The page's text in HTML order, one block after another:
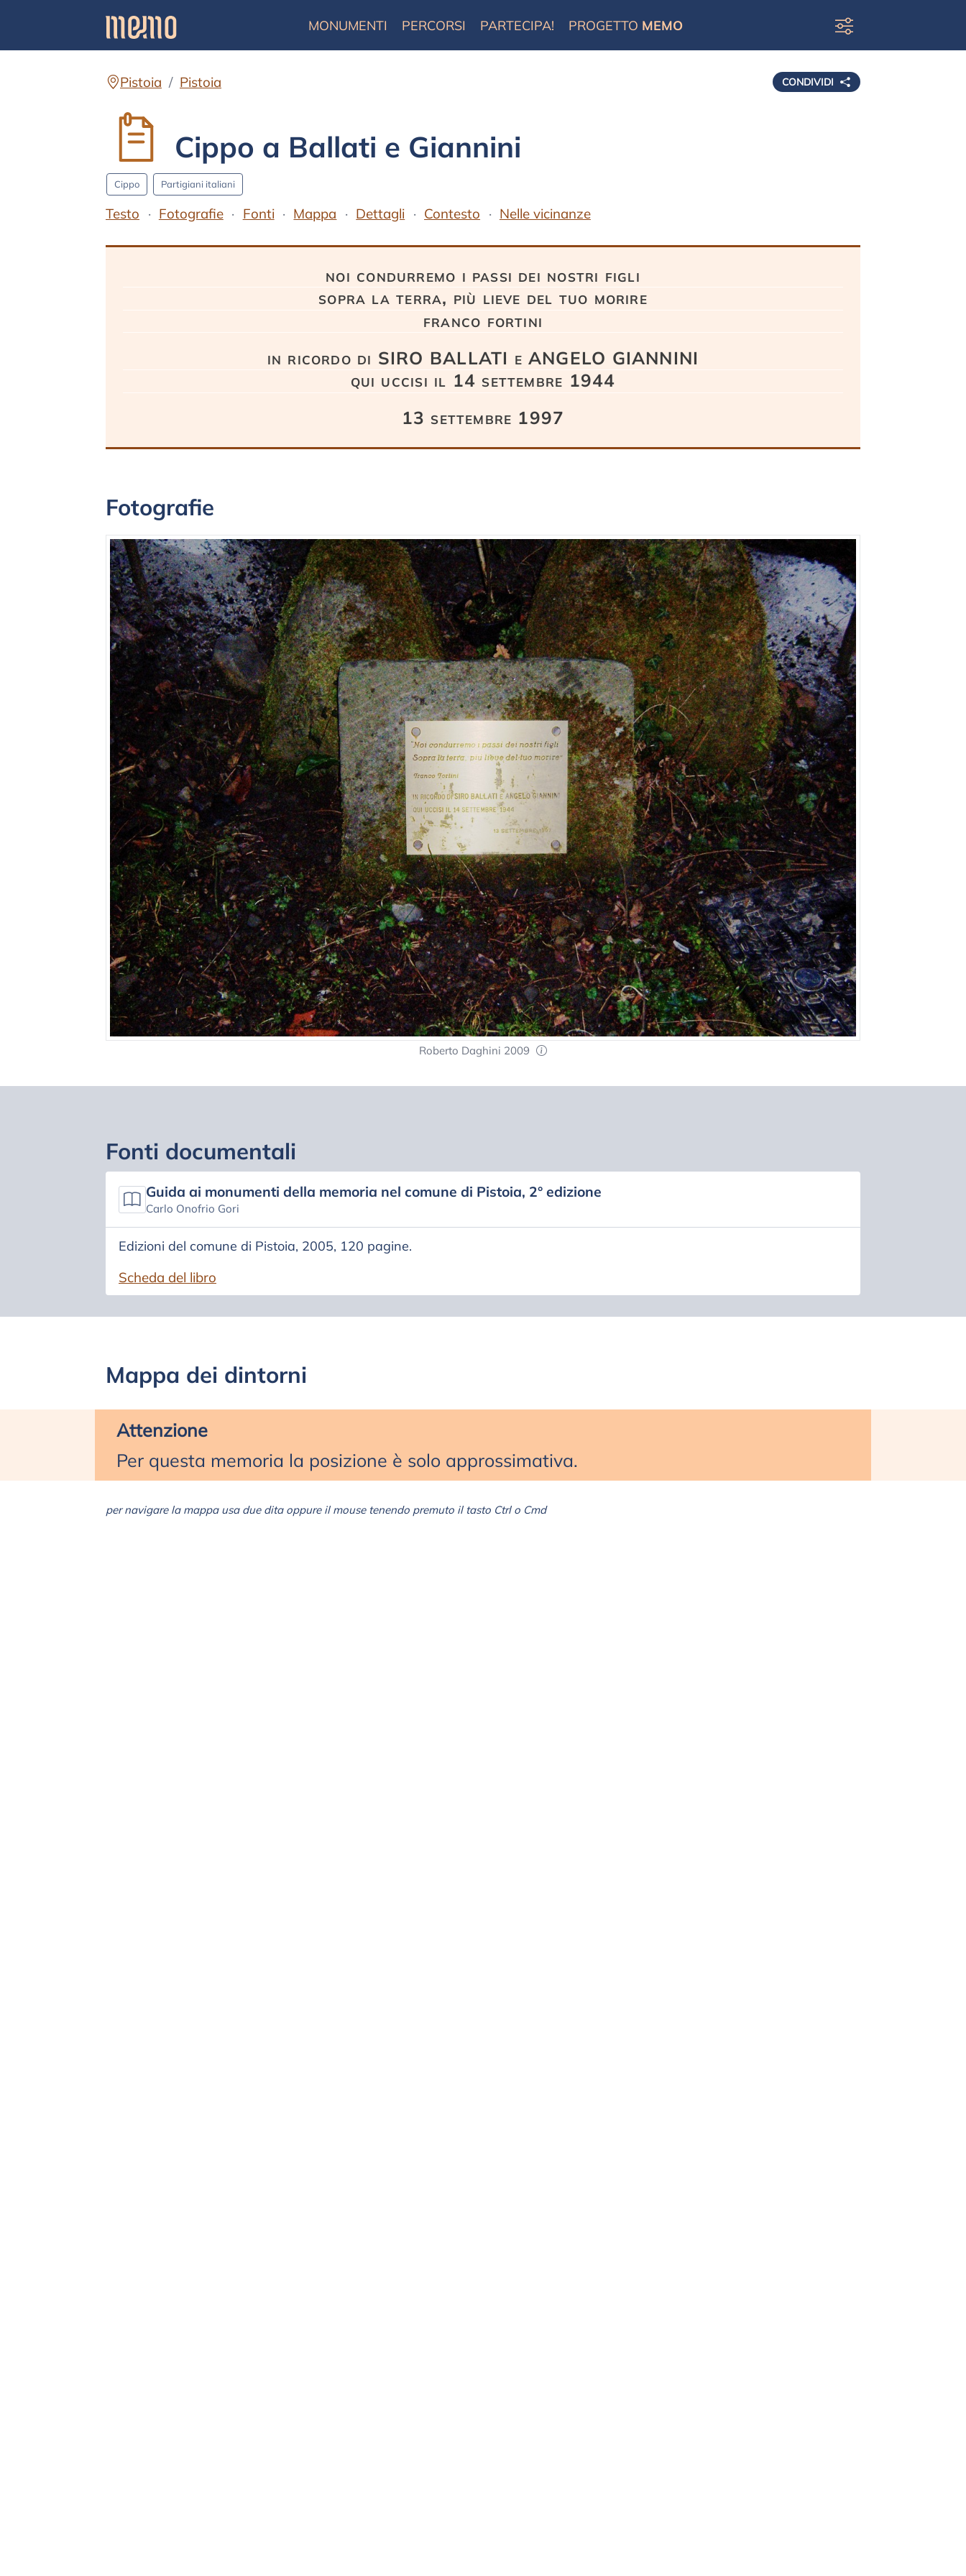
MONUMENTI PERCORSI PARTECIPA! PROGETTO MEMO
CONDIVIDI
Pistoia Pistoia
Cippo a Ballati e Giannini
Cippo Partigiani italiani
Testo Fotografie Fonti Mappa Dettagli Contesto Nelle vicinanze
noi condurremo i passi dei nostri figli
sopra la terra, più lieve del tuo morire
franco fortini
in ricordo di SIRO BALLATI e ANGELO GIANNINI
qui uccisi il 14 settembre 1944
13 settembre 1997
Fotografie
Roberto Daghini 2009
Fonti documentali
Guida ai monumenti della memoria nel comune di Pistoia, 2° edizione
Carlo Onofrio Gori
Edizioni del comune di Pistoia, 2005, 120 pagine.
Scheda del libro
Mappa dei dintorni
Attenzione
Per questa memoria la posizione è solo approssimativa.
per navigare la mappa usa due dita oppure il mouse tenendo premuto il tasto Ctrl o Cmd